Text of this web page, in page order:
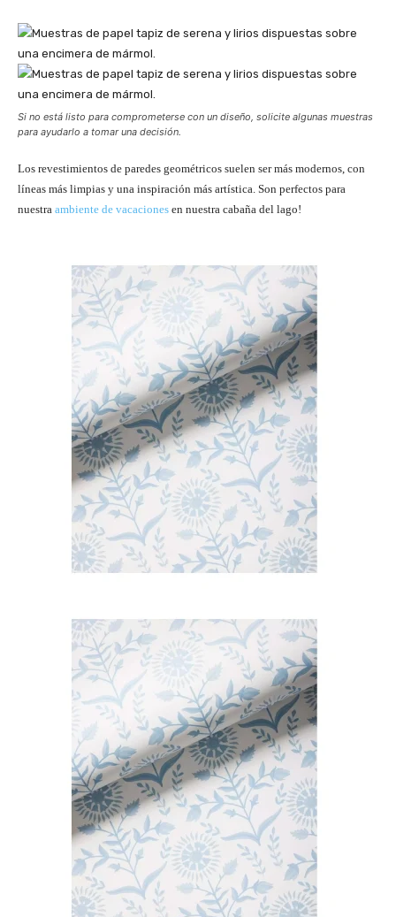
Si no está listo para comprometerse con un diseño, solicite algunas muestras
para ayudarlo a tomar una decisión.
Los revestimientos de paredes geométricos suelen ser más modernos, con
líneas más limpias y una inspiración más artística. Son perfectos para
nuestra ambiente de vacaciones en nuestra cabaña del lago!